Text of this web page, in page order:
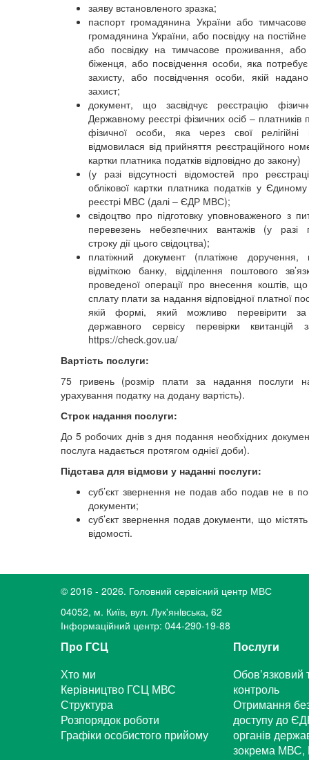
заяву встановленого зразка;
паспорт громадянина України або тимчасове
громадянина України, або посвідку на
або посвідку на тимчасове проживання, або
біженця, або посвідчення особи, яка
захисту, або посвідчення особи, якій
захист;
документ, що засвідчує реєстрацію
Державному реєстрі фізичних осіб – платників
фізичної особи, яка через свої релігійні
відмовилася від прийняття реєстраційного
картки платника податків відповідно до закону)
(у разі відсутності відомостей про
облікової картки платника податків у
реєстрі МВС (далі – ЄДР МВС);
свідоцтво про підготовку уповноваженого з
перевезень небезпечних вантажів (у разі
строку дії цього свідоцтва);
платіжний документ (платіжне доручення,
відміткою банку, відділення поштового
проведеної операції про внесення коштів, що
сплату плати за надання відповідної платної
якій формі, який можливо перевірити
державного сервісу перевірки квитанцій
https://check.gov.ua/
Вартість послуги:
75 гривень (розмір плати за надання послуги
урахування податку на додану вартість).
Строк надання послуги:
До 5 робочих днів з дня подання необхідних
послуга надається протягом однієї доби).
Підстава для відмови у наданні послуги:
суб’єкт звернення не подав або подав не в
документи;
суб’єкт звернення подав документи, що містять
відомості.
© 2016 - 2026. Головний сервісний центр МВС
04052, м. Київ, вул. Лук'янiвська, 62
Інформаційний центр: 044-290-19-88
Про ГСЦ
Хто ми
Керівництво ГСЦ МВС
Структура
Розпорядок роботи
Графіки особистого прийому
Послуги
Обов’язковий
контроль
Отримання
доступу до
органів
зокрема МВС,